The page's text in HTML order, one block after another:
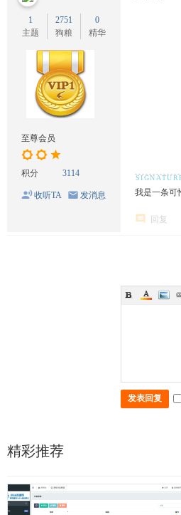
1
主题
2751
狗粮
0
精华
至尊会员
积分 3114
收听TA 发消息 我是一条可
回复
发表回复
精彩推荐